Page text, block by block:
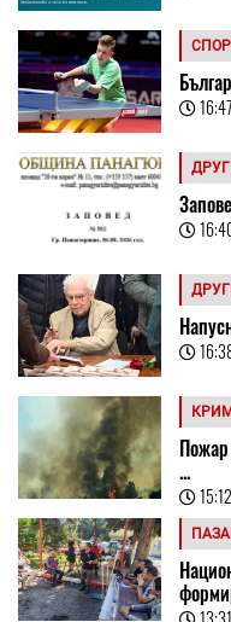
16:47
Пожар
...
15:12